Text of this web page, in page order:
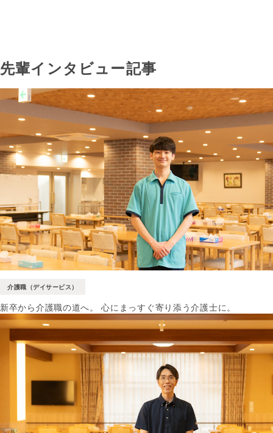
先輩インタビュー記事
介護職（デイサービス）
新卒から介護職の道へ。 心にまっすぐ寄り添う介護士に。